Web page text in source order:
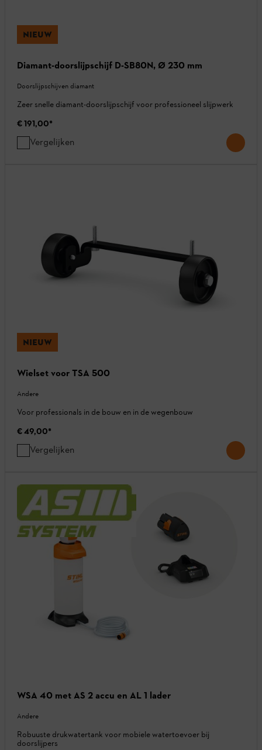
NIEUW
Diamant-doorslijpschijf D-SB80N, Ø 230 mm
Doorslijpschijven diamant
Zeer snelle diamant-doorslijpschijf voor professioneel slijpwerk
€ 191,00*
Vergelijken
NIEUW
Wielset voor TSA 500
Andere
Voor professionals in de bouw en in de wegenbouw
€ 49,00*
Vergelijken
WSA 40 met AS 2 accu en AL 1 lader
Andere
Robuuste drukwatertank voor mobiele watertoevoer bij
doorslijpers